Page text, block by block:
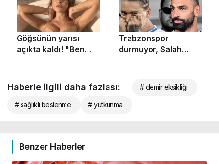
Haberle ilgili daha fazlası: # demir eksikliği
# sağlıklı beslenme # yutkunma
Benzer Haberler